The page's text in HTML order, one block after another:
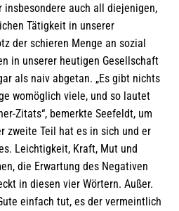
insbesondere auch all diejenigen,
Tätigkeit in unserer
der schieren Menge an sozial
in unserer heutigen Gesellschaft
als naiv abgetan. „Es gibt nichts
womöglich viele, und so lautet
Zitats“, bemerkte Seefeldt, um
zweite Teil hat es in sich und er
Leichtigkeit, Kraft, Mut und
die Erwartung des Negativen
in diesen vier Wörtern. Außer.
einfach tut, es der vermeintlich